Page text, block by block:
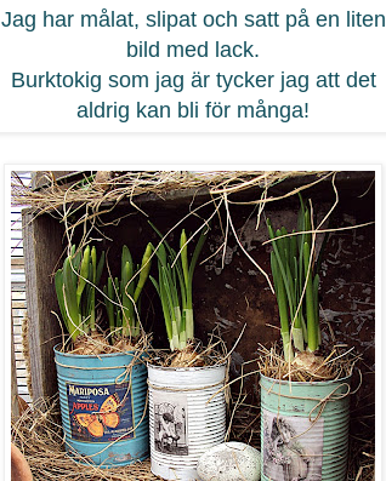
Jag har målat, slipat och satt på en liten
bild med lack.
Burktokig som jag är tycker jag att det
aldrig kan bli för många!